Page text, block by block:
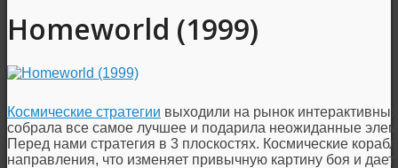
Homeworld (1999)
Космические стратегии выходили на рынок
собрала все самое лучшее и подарила неожиданные
Перед нами стратегия в 3 плоскостях. Космические
направления, что изменяет привычную картину боя и